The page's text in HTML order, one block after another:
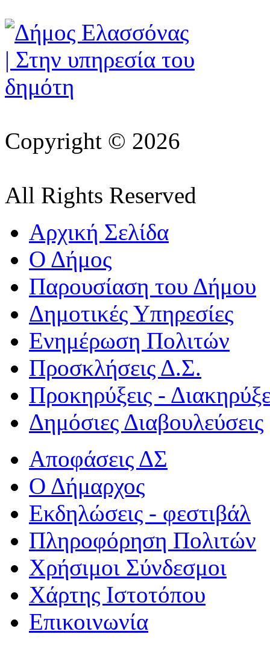
Copyright © 2026
All Rights Reserved
Αρχική Σελίδα
Ο Δήμος
Παρουσίαση του Δήμου
Δημοτικές Υπηρεσίες
Ενημέρωση Πολιτών
Προσκλήσεις Δ.Σ.
Προκηρύξεις -
Δημόσιες Διαβουλεύσεις
Αποφάσεις ΔΣ
Ο Δήμαρχος
Εκδηλώσεις - φεστιβάλ
Πληροφόρηση Πολιτών
Χρήσιμοι Σύνδεσμοι
Χάρτης Ιστοτόπου
Επικοινωνία